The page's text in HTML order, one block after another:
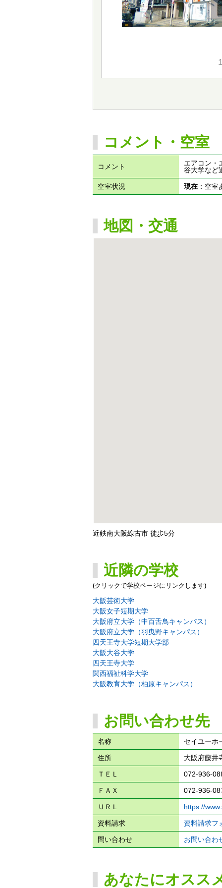
コメント・空室
コメント
エアコン・
谷大学など
空室状況 現在：空
地図・交通
近鉄南大阪線古市 徒歩5分
近隣の学校
(クリックで学校ページにリンクします)
大阪芸術大学
大阪女子短期大学
大阪府立大学（中百舌鳥キャンパス）
大阪府立大学（羽曳野キャンパス）
四天王寺大学短期大学部
大阪大谷大学
四天王寺大学
関西福祉科学大学
大阪教育大学（柏原キャンパス）
お問い合わせ先
名称 セイユーホ
住所 大阪府藤井
ＴＥＬ 072-936-
ＦＡＸ 072-936-
ＵＲＬ https://
資料請求 資料請求フ
問い合わせ お問い合わ
あなたにオスス